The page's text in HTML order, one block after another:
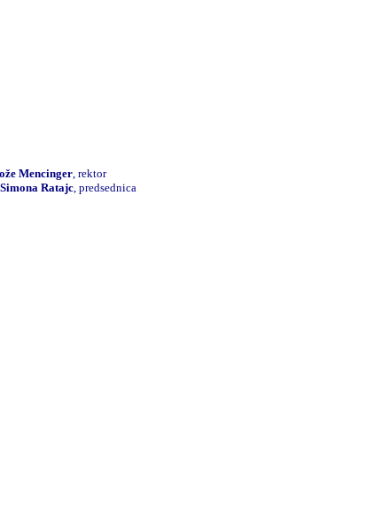
Mencinger, rektor
Simona Ratajc, predsednica